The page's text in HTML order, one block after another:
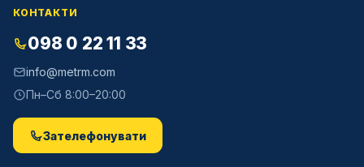
КОНТАКТИ
098 0 22 11 33
info@metrm.com
Пн–Сб 8:00–20:00
Зателефонувати